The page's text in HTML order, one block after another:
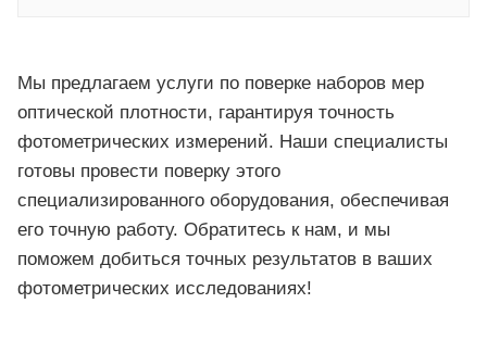
Мы предлагаем услуги по поверке наборов мер
оптической плотности, гарантируя точность
фотометрических измерений. Наши специалисты
готовы провести поверку этого
специализированного оборудования, обеспечивая
его точную работу. Обратитесь к нам, и мы
поможем добиться точных результатов в ваших
фотометрических исследованиях!